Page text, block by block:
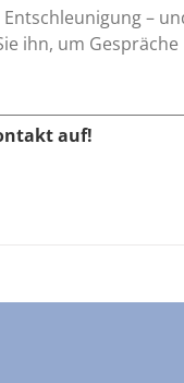
–
ihn, um Gespräche
auf!